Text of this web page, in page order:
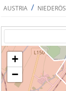
AUSTRIA /